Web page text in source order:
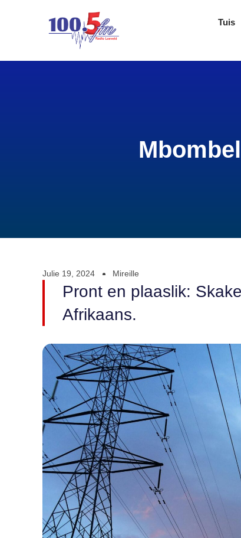
Tuis
Julie 19, 2024 Mireille
Pront en plaaslik:
Afrikaans.